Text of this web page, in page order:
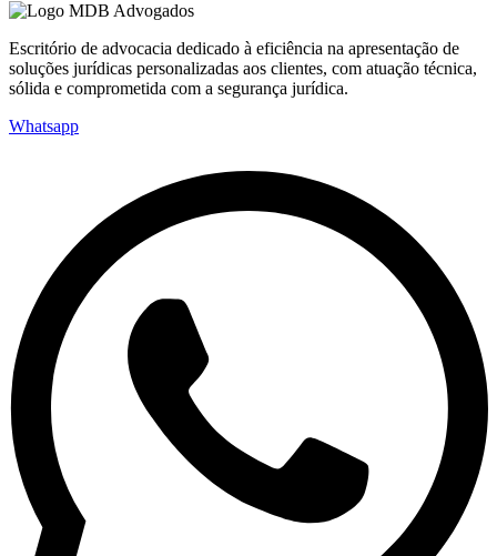
Escritório de advocacia dedicado à eficiência na apresentação de
soluções jurídicas personalizadas aos clientes, com atuação técnica,
sólida e comprometida com a segurança jurídica.
Whatsapp